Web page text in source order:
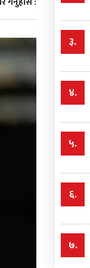
३.
४.
५.
६.
७.